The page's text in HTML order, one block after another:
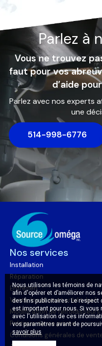
Parlez à
Vous ne trouvez
faut pour vos
d’aide
Parlez avec nos experts
une
514-998-6776
Nos services
Installation
Réparation
Entretien
Vente, location et crédit-bail
Modification de refroidisseurs
Politique de vie privée
Conditions générales de
Nous utilisons les témoins de
afin d'opérer et d’améliorer nos
des fins publicitaires. Le respect
est important pour nous. Si vous
avec l'utilisation de ces
vos paramètres avant de
savoir plus